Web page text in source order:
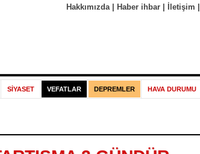
Hakkımızda| Haber ihbar| İletişim
SİYASET VEFATLAR DEPREMLER HAVA DURUMU